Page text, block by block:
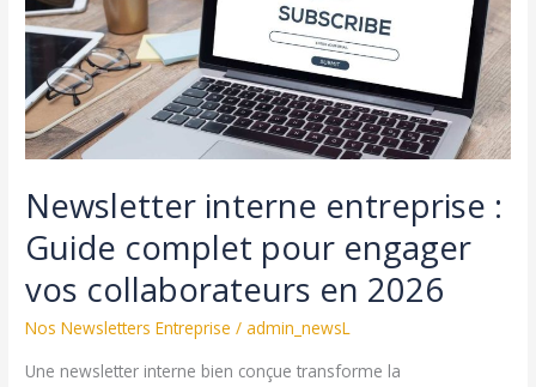
pour
optimiser
vos
campagnes
email
en
2026
Newsletter interne entreprise :
Guide complet pour engager
vos collaborateurs en 2026
Nos Newsletters Entreprise /admin_newsL
Une newsletter interne bien conçue transforme la